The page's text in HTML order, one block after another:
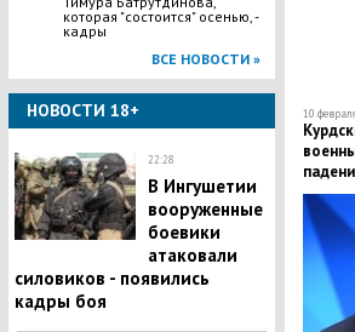
которая "состоится" осенью, -
кадры
ВСЕ НОВОСТИ »
НОВОСТИ 18+
22:28
​В Ингушетии
вооруженные
боевики
атаковали
силовиков - появились
кадры боя
10